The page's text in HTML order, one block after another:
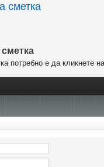
сметка
потребно е да кликнете